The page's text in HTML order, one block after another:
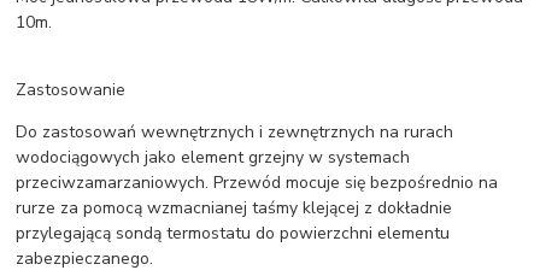
10m.
Zastosowanie
Do zastosowań wewnętrznych i zewnętrznych na rurach
wodociągowych jako element grzejny w systemach
przeciwzamarzaniowych. Przewód mocuje się bezpośrednio na
rurze za pomocą wzmacnianej taśmy klejącej z dokładnie
przylegającą sondą termostatu do powierzchni elementu
zabezpieczanego.